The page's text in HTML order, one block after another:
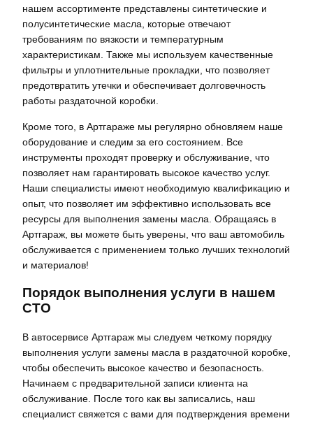
нашем ассортименте представлены синтетические и
полусинтетические масла, которые отвечают
требованиям по вязкости и температурным
характеристикам. Также мы используем качественные
фильтры и уплотнительные прокладки, что позволяет
предотвратить утечки и обеспечивает долговечность
работы раздаточной коробки.
Кроме того, в Артгараже мы регулярно обновляем наше
оборудование и следим за его состоянием. Все
инструменты проходят проверку и обслуживание, что
позволяет нам гарантировать высокое качество услуг.
Наши специалисты имеют необходимую квалификацию и
опыт, что позволяет им эффективно использовать все
ресурсы для выполнения замены масла. Обращаясь в
Артгараж, вы можете быть уверены, что ваш автомобиль
обслуживается с применением только лучших технологий
и материалов!
Порядок выполнения услуги в нашем
СТО
В автосервисе Артгараж мы следуем четкому порядку
выполнения услуги замены масла в раздаточной коробке,
чтобы обеспечить высокое качество и безопасность.
Начинаем с предварительной записи клиента на
обслуживание. После того как вы записались, наш
специалист свяжется с вами для подтверждения времени